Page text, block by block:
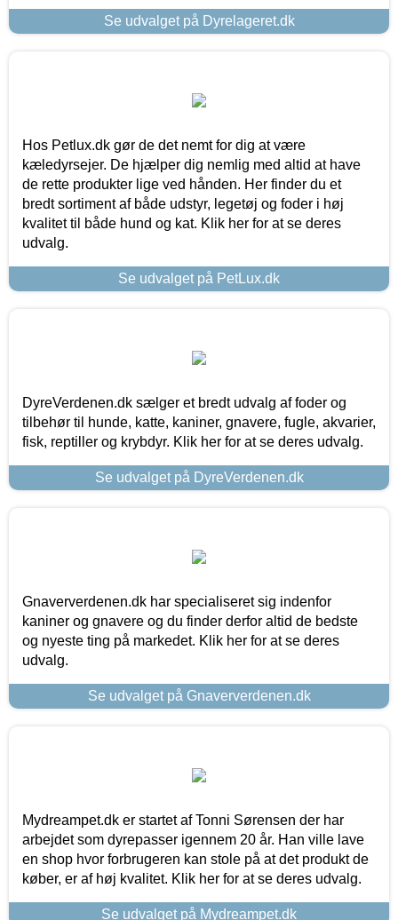
Se udvalget på Dyrelageret.dk
Hos Petlux.dk gør de det nemt for dig at være
kæledyrsejer. De hjælper dig nemlig med altid at have
de rette produkter lige ved hånden. Her finder du et
bredt sortiment af både udstyr, legetøj og foder i høj
kvalitet til både hund og kat. Klik her for at se deres
udvalg.
Se udvalget på PetLux.dk
DyreVerdenen.dk sælger et bredt udvalg af foder og
tilbehør til hunde, katte, kaniner, gnavere, fugle, akvarier,
fisk, reptiller og krybdyr. Klik her for at se deres udvalg.
Se udvalget på DyreVerdenen.dk
Gnaververdenen.dk har specialiseret sig indenfor
kaniner og gnavere og du finder derfor altid de bedste
og nyeste ting på markedet. Klik her for at se deres
udvalg.
Se udvalget på Gnaververdenen.dk
Mydreampet.dk er startet af Tonni Sørensen der har
arbejdet som dyrepasser igennem 20 år. Han ville lave
en shop hvor forbrugeren kan stole på at det produkt de
køber, er af høj kvalitet. Klik her for at se deres udvalg.
Se udvalget på Mydreampet.dk